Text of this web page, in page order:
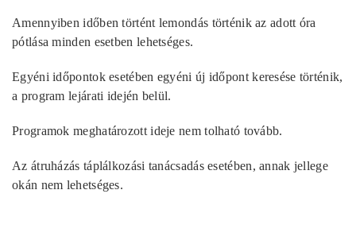
Amennyiben időben történt lemondás történik az adott óra
pótlása minden esetben lehetséges.
Egyéni időpontok esetében egyéni új időpont keresése történik,
a program lejárati idején belül.
Programok meghatározott ideje nem tolható tovább.
Az átruházás táplálkozási tanácsadás esetében, annak jellege
okán nem lehetséges.